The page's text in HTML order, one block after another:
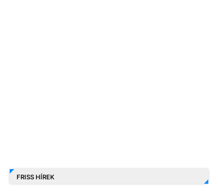
FRISS HÍREK